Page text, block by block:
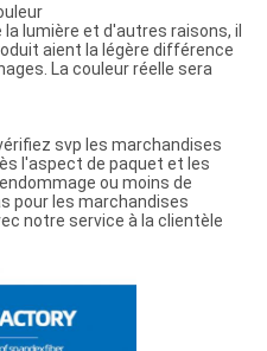
la lumière et d'autres raisons, il
aient la légère différence
La couleur réelle sera
svp les marchandises
l'aspect de paquet et les
ou moins de
pour les marchandises
notre service à la clientèle